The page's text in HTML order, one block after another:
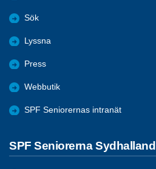
Sök
Lyssna
Press
Webbutik
SPF Seniorernas intranät
SPF Seniorerna Sydhalland